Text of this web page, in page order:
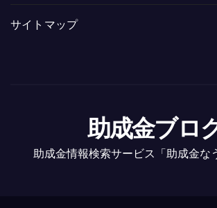
サイトマップ
助成金ブロ
助成金情報検索サービス「助成金な